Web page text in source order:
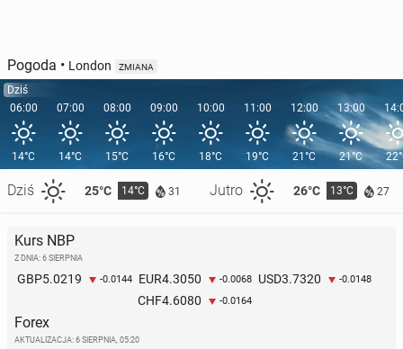
Pogoda • London ZMIANA
Dziś
06:00
14°C
Dziś 25°C 14°C 31 Jutro 26°C 13°C 27
07:00
14°C
08:00
15°C
09:00
16°C
10:00
18°C
11:00
19°C
12:00
21°C
13:00
21°C
Kurs NBP
Z DNIA: 6 SIERPNIA
GBP5.0219 -0.0144 EUR4.3050 -0.0068 USD3.7320 -0.0148
CHF4.6080 -0.0164
Forex
AKTUALIZACJA: 6 SIERPNIA, 05:20